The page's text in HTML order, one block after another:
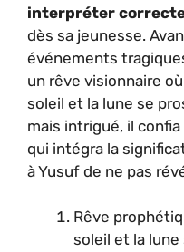
interpréter
dès sa jeunesse.
événements
un rêve visionnaire
soleil et la lune se
mais intrigué, il
qui intégra la
à Yusuf de ne pas
Rêve
soleil et la